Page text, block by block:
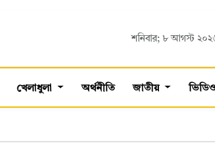
শনিবার; ৮ আগস্ট
খেলাধুলা অর্থনীতি জাতীয়